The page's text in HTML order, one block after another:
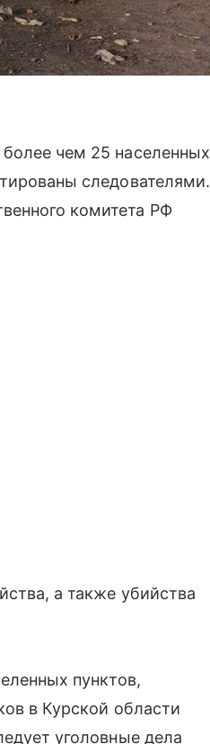
чем 25 населенных
следователями.
комитета РФ
а также убийства
пунктов,
в Курской области
уголовные дела